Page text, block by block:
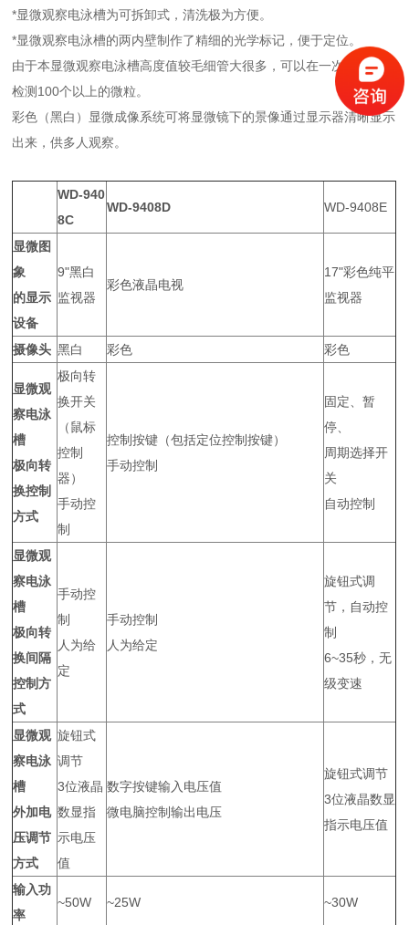
*显微观察电泳槽为可拆卸式，清洗极为方便。
*显微观察电泳槽的两内壁制作了精细的光学标记，便于定位。
由于本显微观察电泳槽高度值较毛细管大很多，可以在一次灌注之后
检测100个以上的微粒。
彩色（黑白）显微成像系统可将显微镜下的景像通过显示器清晰显示
出来，供多人观察。
WD-940
8C
WD-9408D WD-9408E
显微图
象
的显示
设备
9"黑白
监视器
彩色液晶电视
17"彩色纯平
监视器
摄像头 黑白 彩色 彩色
显微观
察电泳
槽
极向转
换控制
方式
极向转
换开关
（鼠标
控制
器）
手动控
制
控制按键（包括定位控制按键）
手动控制
固定、暂
停、
周期选择开
关
自动控制
显微观
察电泳
槽
极向转
换间隔
控制方
式
手动控
制
人为给
定
手动控制
人为给定
旋钮式调
节，自动控
制
6~35秒，无
级变速
显微观
察电泳
槽
外加电
压调节
方式
旋钮式
调节
3位液晶
数显指
示电压
值
数字按键输入电压值
微电脑控制输出电压
旋钮式调节
3位液晶数显
指示电压值
输入功
率
~50W ~25W ~30W